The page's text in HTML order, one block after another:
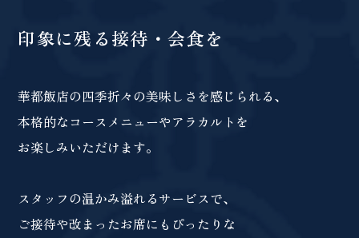
印象に残る接待・会食を
華都飯店の四季折々の美味しさを感じられる、
本格的なコースメニューやアラカルトを
お楽しみいただけます。
スタッフの温かみ溢れるサービスで、
ご接待や改まったお席にもぴったりな